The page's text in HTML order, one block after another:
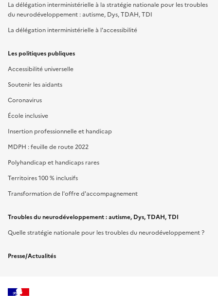
La délégation interministérielle à la stratégie nationale pour les troubles
du neurodéveloppement : autisme, Dys, TDAH, TDI
La délégation interministérielle à l'accessibilité
Les politiques publiques
Accessibilité universelle
Soutenir les aidants
Coronavirus
École inclusive
Insertion professionnelle et handicap
MDPH : feuille de route 2022
Polyhandicap et handicaps rares
Territoires 100 % inclusifs
Transformation de l'offre d'accompagnement
Troubles du neurodéveloppement : autisme, Dys, TDAH, TDI
Quelle stratégie nationale pour les troubles du neurodéveloppement ?
Presse/Actualités